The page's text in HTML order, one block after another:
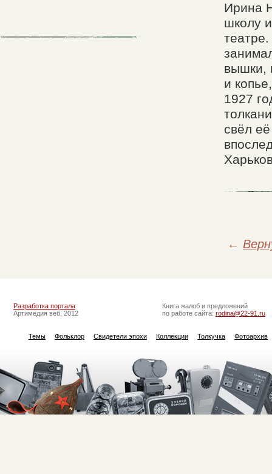
Ирина
школу
вышки,
и
1927
свёл
←
Разработка портала
Артимедия веб, 2012
Книга жалоб и предложений
по работе сайта: rodina@22-91.ru
Темы Фольклор Свидетели эпохи Коллекции Толкучка Фотоархив